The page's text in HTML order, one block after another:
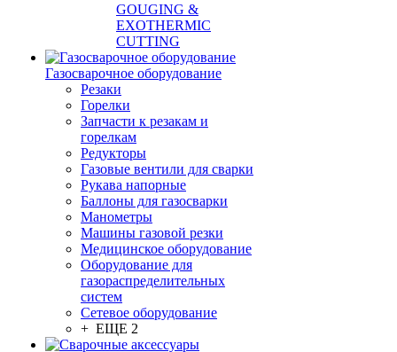
GOUGING &
EXOTHERMIC
CUTTING
Газосварочное оборудование
Резаки
Горелки
Запчасти к резакам и
горелкам
Редукторы
Газовые вентили для сварки
Рукава напорные
Баллоны для газосварки
Манометры
Машины газовой резки
Медицинское оборудование
Оборудование для
газораспределительных
систем
Сетевое оборудование
+ ЕЩЕ 2